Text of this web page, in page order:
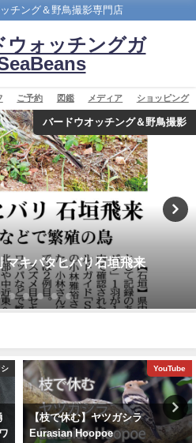
チング＆野鳥撮影専門店
ウォッチングガ
ご予約 図鑑 メディア ショッピング
バードウオッチング＆野鳥撮影
マキバタヒバリ石垣飛来
シ YouTube
【枝で休む】ヤツガシラ
Eurasian Hoopoe